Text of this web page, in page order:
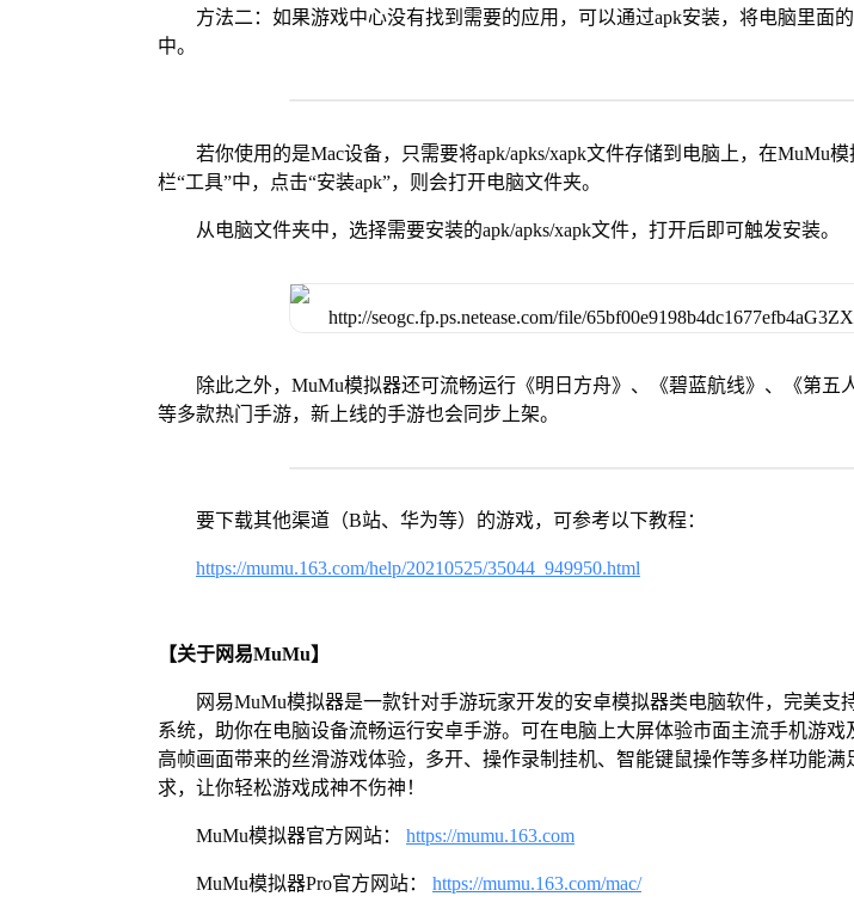
方法二：如果游戏中心没有找到需要的应用，可以通过apk安装，将电脑里面
中。
若你使用的是Mac设备，只需要将apk/apks/xapk文件存储到电脑上，在MuMu
栏“工具”中，点击“安装apk”，则会打开电脑文件夹。
从电脑文件夹中，选择需要安装的apk/apks/xapk文件，打开后即可触发安装。
除此之外，MuMu模拟器还可流畅运行《明日方舟》、《碧蓝航线》、《第五
等多款热门手游，新上线的手游也会同步上架。
要下载其他渠道（B站、华为等）的游戏，可参考以下教程：
https://mumu.163.com/help/20210525/35044_949950.html
【关于网易MuMu】
网易MuMu模拟器是一款针对手游玩家开发的安卓模拟器类电脑软件，完美支
系统，助你在电脑设备流畅运行安卓手游。可在电脑上大屏体验市面主流手机游戏
高帧画面带来的丝滑游戏体验，多开、操作录制挂机、智能键鼠操作等多样功能满
求，让你轻松游戏成神不伤神！
MuMu模拟器官方网站： https://mumu.163.com
MuMu模拟器Pro官方网站： https://mumu.163.com/mac/